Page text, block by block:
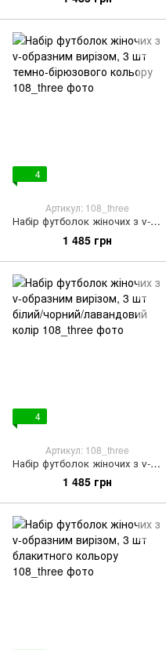
4
Артикул: 108_three
Набір футболок жіночих з v-образним вирізом, 3 шт темно-бірюзового кольору
1 485 грн
4
Артикул: 108_three
Набір футболок жіночих з v-образним вирізом, 3 шт білий/чорний/лавандовий колір
1 485 грн